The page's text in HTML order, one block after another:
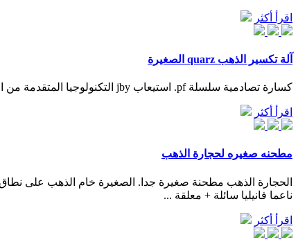
اقرأ أكثر
آلة تكسير الذهب quarz الصغيرة
كسارة تصادمية سلسلة pf. استيعاب jby التكنولوجيا المتقدمة من العالم، ونحن بحثها ومصممة كسارة تصادمية سلسلة pf ويمكن استخدامه للتعامل مع المواد…
اقرأ أكثر
مطحنه صغيره لحجارة الذهب
ناعما فانيليا سائلة + معلقة ...
اقرأ أكثر